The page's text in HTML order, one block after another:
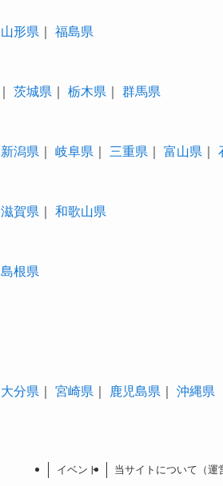
山形県 福島県
茨城県 栃木県 群馬県
新潟県 岐阜県 三重県 富山県
滋賀県 和歌山県
島根県
大分県 宮崎県 鹿児島県 沖縄県
イベント 当サイトについて（運